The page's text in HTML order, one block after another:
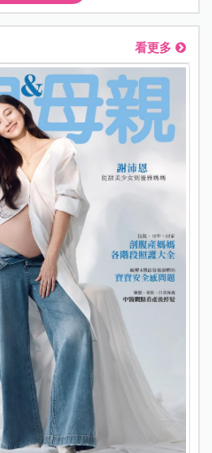
看更多